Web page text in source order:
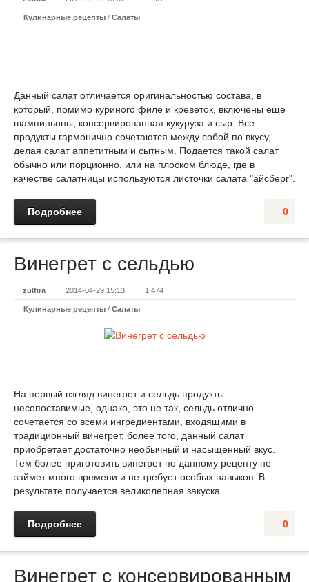
Кулинарные рецепты / Салаты
Данный салат отличается оригинальностью состава, в
который, помимо куриного филе и креветок, включены еще
шампиньоны, консервированная кукуруза и сыр. Все
продукты гармонично сочетаются между собой по вкусу,
делая салат аппетитным и сытным. Подается такой салат
обычно или порционно, или на плоском блюде, где в
качестве салатницы используются листочки салата "айсберг".
0
Подробнее
Винегрет с сельдью
zulfira 2014-04-29 15:13 1 474
Кулинарные рецепты / Салаты
На первый взгляд винегрет и сельдь продукты
несопоставимые, однако, это не так, сельдь отлично
сочетается со всеми ингредиентами, входящими в
традиционный винегрет, более того, данный салат
приобретает достаточно необычный и насыщенный вкус.
Тем более приготовить винегрет по данному рецепту не
займет много времени и не требует особых навыков. В
результате получается великолепная закуска.
0
Подробнее
Винегрет с консервированным